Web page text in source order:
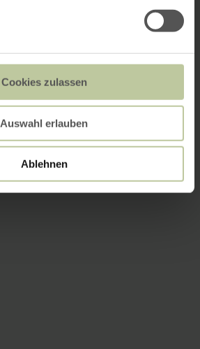
Cookies zulassen
Auswahl erlauben
Ablehnen